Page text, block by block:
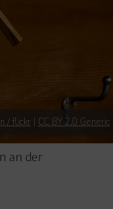
/ flickr CC BY 2.0 Generic
an der